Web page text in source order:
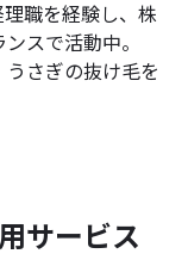
職を経験し、株
スで活動中。
さぎの抜け毛を
サービス